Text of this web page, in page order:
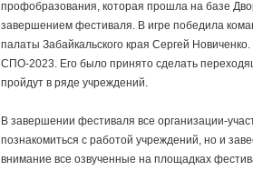
профобразования, которая прошла на базе
завершением фестиваля. В игре победила
палаты Забайкальского края Сергей
СПО-2023. Его было принято сделать
пройдут в ряде учреждений.
В завершении фестиваля все организации-
познакомиться с работой учреждений, но и
внимание все озвученные на площадках